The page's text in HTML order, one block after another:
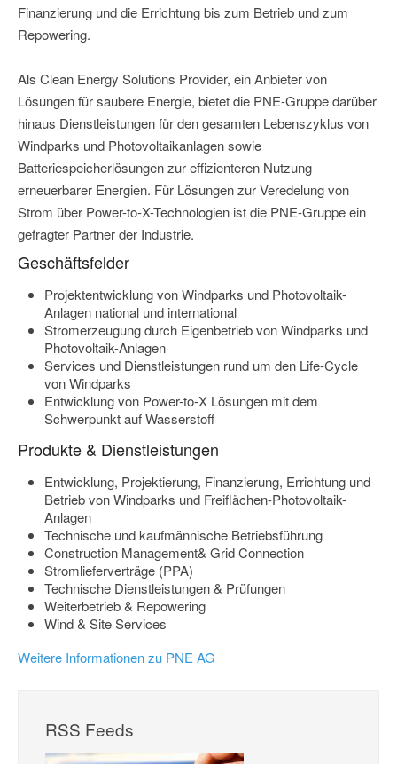
Finanzierung und die Errichtung bis zum Betrieb und zum
Repowering.
Als Clean Energy Solutions Provider, ein Anbieter von
Lösungen für saubere Energie, bietet die PNE-Gruppe darüber
hinaus Dienstleistungen für den gesamten Lebenszyklus von
Windparks und Photovoltaikanlagen sowie
Batteriespeicherlösungen zur effizienteren Nutzung
erneuerbarer Energien. Für Lösungen zur Veredelung von
Strom über Power-to-X-Technologien ist die PNE-Gruppe ein
gefragter Partner der Industrie.
Geschäftsfelder
Projektentwicklung von Windparks und Photovoltaik-
Anlagen national und international
Stromerzeugung durch Eigenbetrieb von Windparks und
Photovoltaik-Anlagen
Services und Dienstleistungen rund um den Life-Cycle
von Windparks
Entwicklung von Power-to-X Lösungen mit dem
Schwerpunkt auf Wasserstoff
Produkte & Dienstleistungen
Entwicklung, Projektierung, Finanzierung, Errichtung und
Betrieb von Windparks und Freiflächen-Photovoltaik-
Anlagen
Technische und kaufmännische Betriebsführung
Construction Management& Grid Connection
Stromlieferverträge (PPA)
Technische Dienstleistungen & Prüfungen
Weiterbetrieb & Repowering
Wind & Site Services
Weitere Informationen zu PNE AG
RSS Feeds